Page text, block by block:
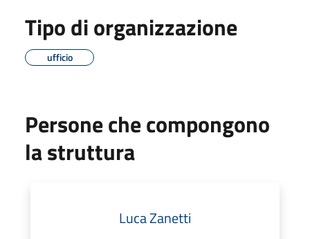
Tipo di organizzazione
ufficio
Persone che compongono
la struttura
Luca Zanetti